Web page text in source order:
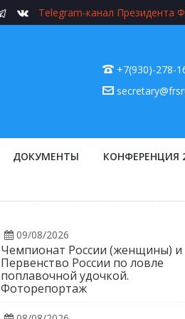
Telegram-канал Президента
+7(930)-278-
ДОКУМЕНТЫ КОНФЕРЕНЦИЯ
09/08/2026
Чемпионат России (женщины) и
Первенство России по ловле
поплавочной удочкой.
Фоторепортаж